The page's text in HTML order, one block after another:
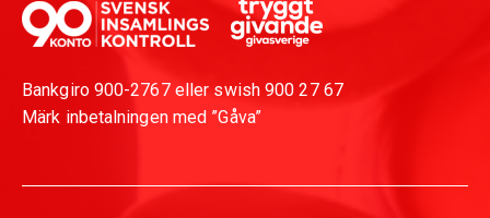
Bankgiro 900-2767 eller swish 900 27 67
Märk inbetalningen med ”Gåva”